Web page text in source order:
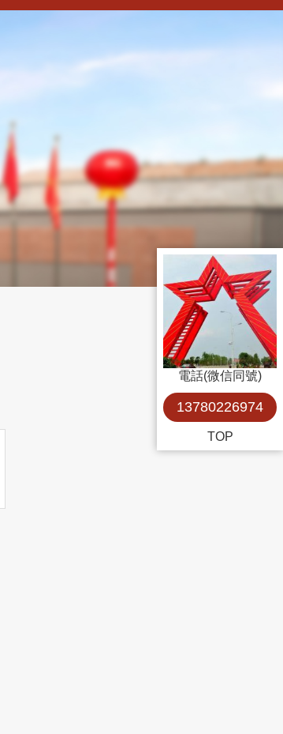
電話(微信同號)
13780226974
TOP